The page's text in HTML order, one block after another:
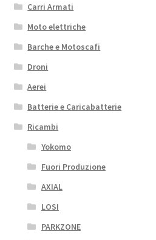
Carri Armati
Moto elettriche
Barche e Motoscafi
Droni
Aerei
Batterie e Caricabatterie
Ricambi
Yokomo
Fuori Produzione
AXIAL
LOSI
PARKZONE